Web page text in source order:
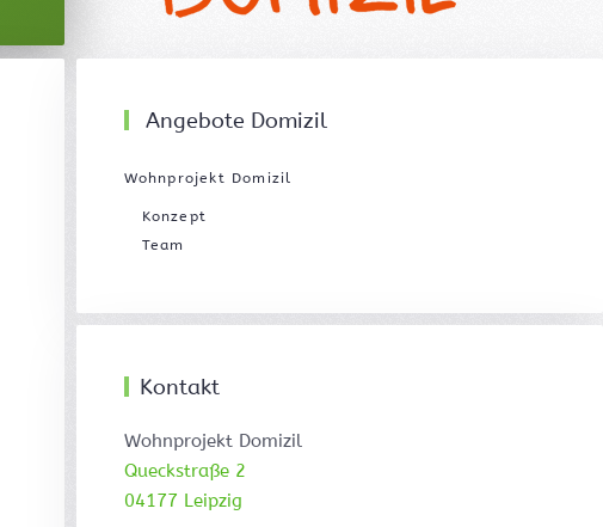
Angebote Domizil
Wohnprojekt Domizil
Konzept
Team
Kontakt
Wohnprojekt Domizil
Queckstraße 2
04177 Leipzig